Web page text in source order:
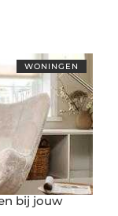
WONINGEN
bij jouw